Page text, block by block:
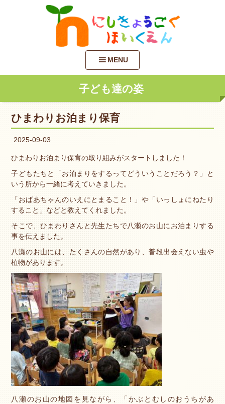
MENU
子ども達の姿
ひまわりお泊まり保育
2025-09-03
ひまわりお泊まり保育の取り組みがスタートしました！
子どもたちと「お泊まりをするってどういうことだろう？」と
いう所から一緒に考えていきました。
「おばあちゃんのいえにとまること！」や「いっしょにねたり
すること」などと教えてくれました。
そこで、ひまわりさんと先生たちで八瀬のお山にお泊まりする
事を伝えました。
八瀬のお山には、たくさんの自然があり、普段出会えない虫や
植物があります。
八瀬のお山の地図を見ながら、「かぶとむしのおうちがあ